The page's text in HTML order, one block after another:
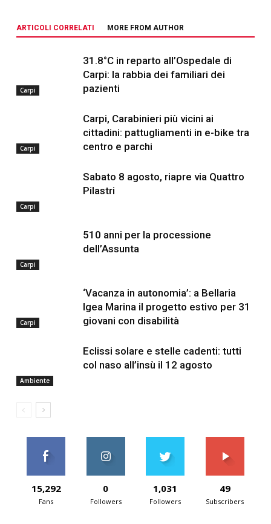
ARTICOLI CORRELATI MORE FROM AUTHOR
Carpi
31.8°C in reparto all’Ospedale di
Carpi: la rabbia dei familiari dei
pazienti
Carpi
Carpi, Carabinieri più vicini ai
cittadini: pattugliamenti in e-bike tra
centro e parchi
Carpi
Sabato 8 agosto, riapre via Quattro
Pilastri
Carpi
510 anni per la processione
dell’Assunta
Carpi
‘Vacanza in autonomia’: a Bellaria
Igea Marina il progetto estivo per 31
giovani con disabilità
Ambiente
Eclissi solare e stelle cadenti: tutti
col naso all’insù il 12 agosto
15,292
Fans
0
Followers
1,031
Followers
49
Subscribers